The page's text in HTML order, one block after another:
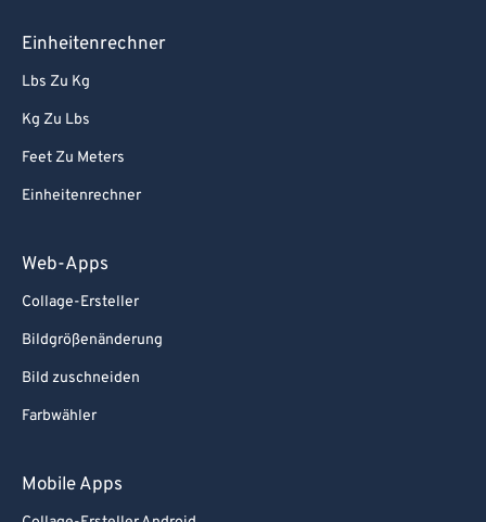
Einheitenrechner
Lbs Zu Kg
Kg Zu Lbs
Feet Zu Meters
Einheitenrechner
Web-Apps
Collage-Ersteller
Bildgrößenänderung
Bild zuschneiden
Farbwähler
Mobile Apps